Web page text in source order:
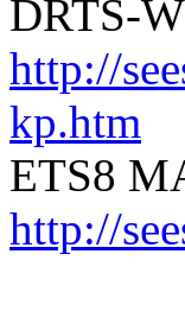
DRTS-
http://
kp.htm
ETS8
http://